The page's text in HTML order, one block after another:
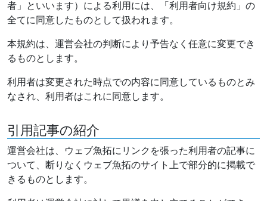
者」といいます）による利用には、「利用者向け規約」の
全てに同意したものとして扱われます。
本規約は、運営会社の判断により予告なく任意に変更でき
るものとします。
利用者は変更された時点での内容に同意しているものとみ
なされ、利用者はこれに同意します。
引用記事の紹介
運営会社は、ウェブ魚拓にリンクを張った利用者の記事に
ついて、断りなくウェブ魚拓のサイト上で部分的に掲載で
きるものとします。